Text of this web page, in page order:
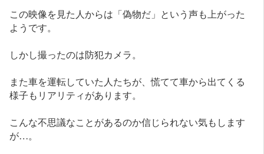
この映像を見た人からは「偽物だ」という声も上がった
ようです。
しかし撮ったのは防犯カメラ。
また車を運転していた人たちが、慌てて車から出てくる
様子もリアリティがあります。
こんな不思議なことがあるのか信じられない気もします
が…。